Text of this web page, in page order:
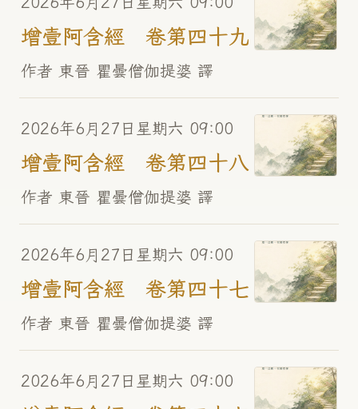
增壹阿含經 卷第四十九
作者 東晉 瞿曇僧伽提婆 譯
2026年6月27日星期六 09:00
增壹阿含經 卷第四十八
作者 東晉 瞿曇僧伽提婆 譯
2026年6月27日星期六 09:00
增壹阿含經 卷第四十七
作者 東晉 瞿曇僧伽提婆 譯
2026年6月27日星期六 09:00